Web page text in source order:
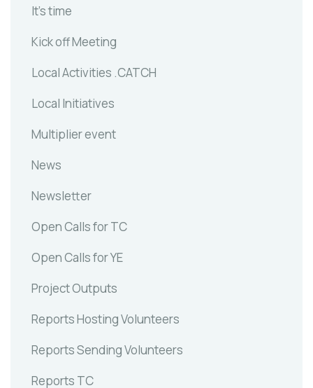
It's time
Kick off Meeting
Local Activities .CATCH
Local Initiatives
Multiplier event
News
Newsletter
Open Calls for TC
Open Calls for YE
Project Outputs
Reports Hosting Volunteers
Reports Sending Volunteers
Reports TC